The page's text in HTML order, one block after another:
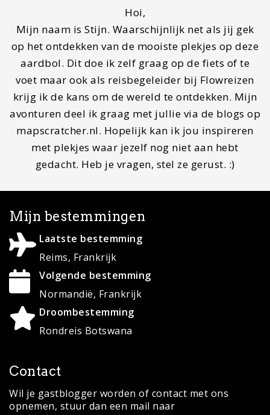
Hoi,
Mijn naam is Stijn. Waarschijnlijk net als jij gek
op het ontdekken van de mooiste plekjes op deze
aardbol. Dit doe ik zelf graag op de fiets of te
voet maar ook als reisbegeleider bij Flowreizen
krijg ik de kans om de wereld te ontdekken. Mijn
avonturen deel ik graag met jullie via de blogs op
mapscratcher.nl. Hopelijk kan ik jou inspireren
met plekjes waar jezelf nog niet aan hebt
gedacht. Heb je vragen, stel ze gerust. :)
Mijn bestemmingen
Laatste bestemming
Reims, Frankrijk
Volgende bestemming
Normandië, Frankrijk
Droombestemming
Rondreis Botswana
Contact
Wil je gastblogger worden of contact met ons
opnemen, stuur dan een mail naar